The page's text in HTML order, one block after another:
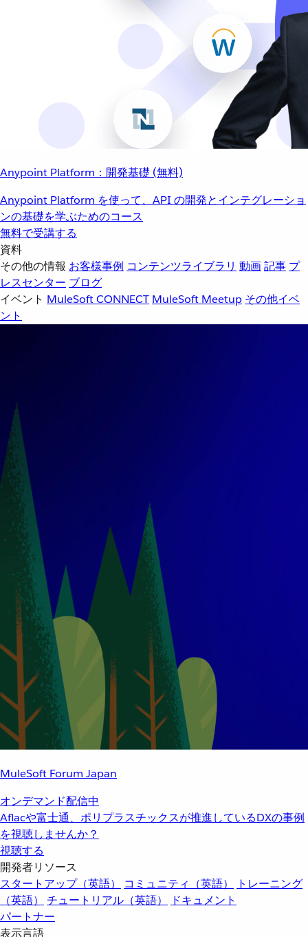
Anypoint Platform：開発基礎 (無料)
Anypoint Platform を使って、API の開発とインテグレーショ
ンの基礎を学ぶためのコース
無料で受講する
資料
その他の情報 お客様事例 コンテンツライブラリ 動画記事 プ
レスセンター ブログ
イベント MuleSoft CONNECT MuleSoft Meetup その他イベ
ント
MuleSoft Forum Japan
オンデマンド配信中
Aflacや富士通、ポリプラスチックスが推進しているDXの事例
を視聴しませんか？
視聴する
開発者リソース
スタートアップ（英語）
コミュニティ（英語）
トレーニング
（英語）
チュートリアル（英語）
ドキュメント
パートナー
表示言語